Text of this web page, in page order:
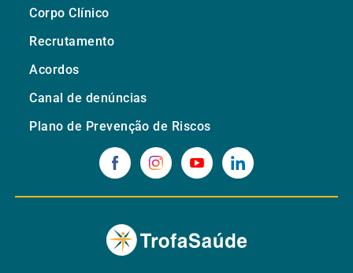
Corpo Clínico
Recrutamento
Acordos
Canal de denúncias
Plano de Prevenção de Riscos